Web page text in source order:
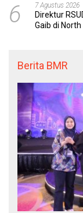
6 7 Agustus 2026
Direktur
Gaib di
Berita BMR